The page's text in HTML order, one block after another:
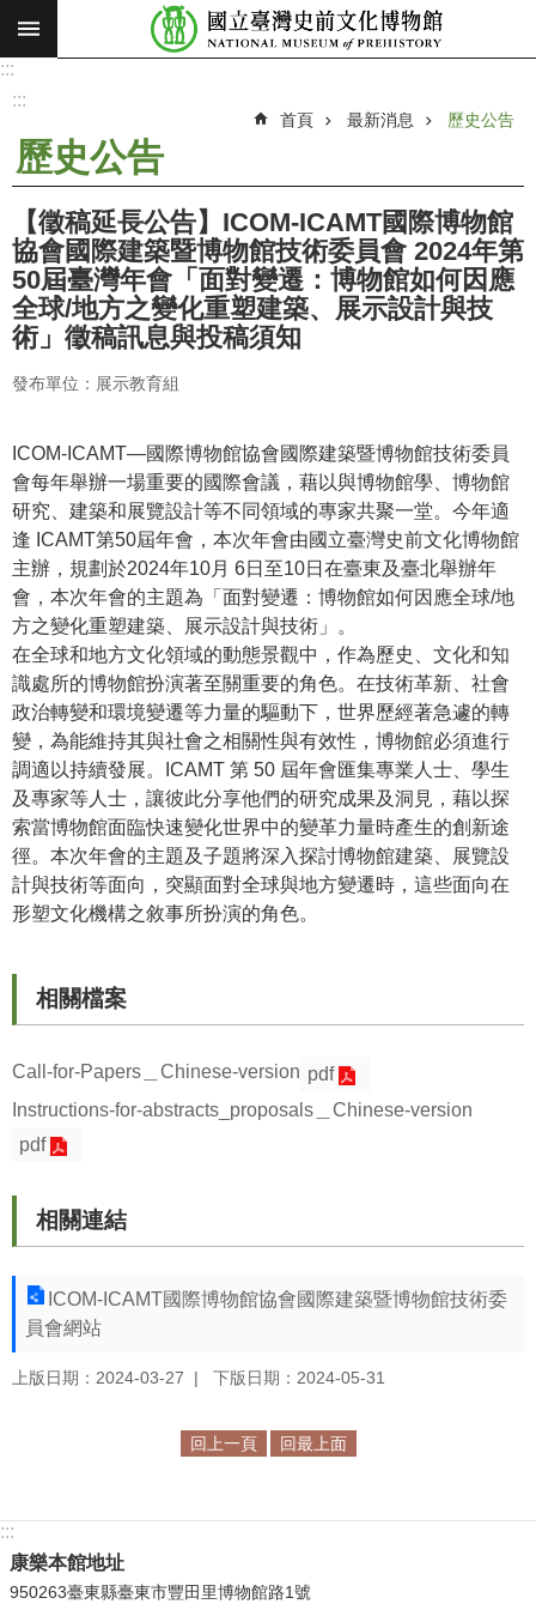
跳到主要內容區塊
搜
願
景
使
命
最
新
息
參
觀
展
覽
學
習
探
索
認
識
我
們
便
民
服
性
別
等
專
區
善
措
服
務
服
網
導
覽
:::
:::
首頁 最新消息 歷史公告
歷史公告
【徵稿延長公告】ICOM-ICAMT國際博物館
協會國際建築暨博物館技術委員會 2024年第
50屆臺灣年會「面對變遷：博物館如何因應
全球/地方之變化重塑建築、展示設計與技
術」徵稿訊息與投稿須知
發布單位：展示教育組
ICOM-ICAMT—國際博物館協會國際建築暨博物館技術委員
會每年舉辦一場重要的國際會議，藉以與博物館學、博物館
研究、建築和展覽設計等不同領域的專家共聚一堂。今年適
逢 ICAMT第50屆年會，本次年會由國立臺灣史前文化博物館
主辦，規劃於2024年10月 6日至10日在臺東及臺北舉辦年
會，本次年會的主題為「面對變遷：博物館如何因應全球/地
方之變化重塑建築、展示設計與技術」。
在全球和地方文化領域的動態景觀中，作為歷史、文化和知
識處所的博物館扮演著至關重要的角色。在技術革新、社會
政治轉變和環境變遷等力量的驅動下，世界歷經著急遽的轉
變，為能維持其與社會之相關性與有效性，博物館必須進行
調適以持續發展。ICAMT 第 50 屆年會匯集專業人士、學生
及專家等人士，讓彼此分享他們的研究成果及洞見，藉以探
索當博物館面臨快速變化世界中的變革力量時產生的創新途
徑。本次年會的主題及子題將深入探討博物館建築、展覽設
計與技術等面向，突顯面對全球與地方變遷時，這些面向在
形塑文化機構之敘事所扮演的角色。
相關檔案
Call-for-Papers＿Chinese-version pdf
Instructions-for-abstracts_proposals＿Chinese-version
pdf
相關連結
ICOM-ICAMT國際博物館協會國際建築暨博物館技術委
員會網站
上版日期：2024-03-27 下版日期：2024-05-31
回上一頁 回最上面
:::
康樂本館地址
950263臺東縣臺東市豐田里博物館路1號